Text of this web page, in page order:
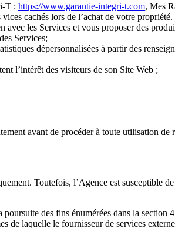
T : https://www.garantie-integri-t.com, Mes
cachés lors de l’achat de votre propriété.
les Services et vous proposer des
Services;
dépersonnalisées à partir des
l’intérêt des visiteurs de son Site Web ;
avant de procéder à toute utilisation
Toutefois, l’Agence est susceptible
des fins énumérées dans la section
laquelle le fournisseur de services